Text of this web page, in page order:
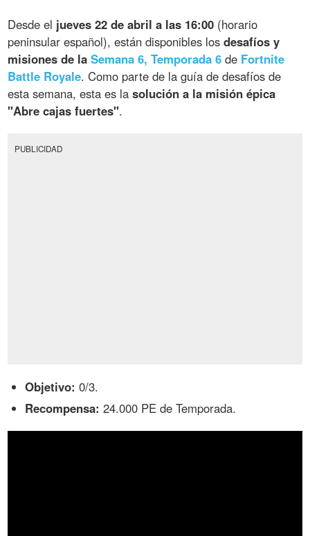
Desde el jueves 22 de abril a las 16:00 (horario
peninsular español), están disponibles losdesafíos y
misiones de laSemana 6, Temporada 6 de Fortnite
Battle Royale. Como parte de la guía de desafíos de
esta semana, esta es lasolución a la misión épica
"Abre cajas fuertes".
PUBLICIDAD
Objetivo: 0/3.
Recompensa: 24.000 PE de Temporada.